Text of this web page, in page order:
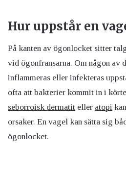
Hur uppstår en
På kanten av ögonlocket sitter
vid ögonfransarna. Om någon av
inflammeras eller infekteras
ofta att bakterier kommit in i
seborroisk dermatit eller atopi
orsaker. En vagel kan sätta sig
ögonlocket.